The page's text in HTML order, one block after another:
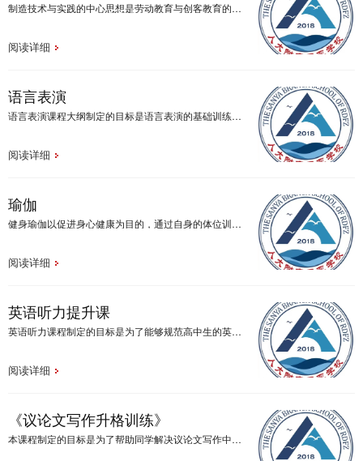
制造技术与实践的中心思想是劳动教育与创客教育的结合，是一种融合科学、技术、工程、艺术、数学等知识与技能，遵循自由开放、创新创意、探究体验的教育理念，以劳动实践创造学习为主，培养创新型人才的新型教育模式。
阅读详细
语言表演
语言表演课程大纲制定的目标是语言表演的基础训练开始，通过不同的教学阶段，对不同年龄段的学生采用不同的训练项目，培养学生的想象力、信念感、感受力、表现力、观察力以及从生活中吸取创作素材并在创作中进行提炼的能力，掌握语言表演艺术的基本理论知识和内外部技巧。舞台行动的规律，在充分开掘，锤炼学生语言表演创作基本素质的同时，牢固的掌握台词的发声方法，人物的创作方法，并在有限的课时内初步形成自身的创作型，最终最大限度的独立完成剧本当中赋予的角色。
阅读详细
瑜伽
健身瑜伽以促进身心健康为目的，通过自身的体位训练，气息调控和心理调节等手段改善体姿、增强身体活力、延缓机体衰老，是体育养生的重要组成部分。所参照的教材是国家体育总局以传统瑜伽为参考，结合我国国情与大众健身需要研究制定，体位标准的制定，按照“循序渐进、全面均衡、安全有效”的原则兼顾了习练安全与健身效果，包含基本108个体式，选修体式72个，共180个体式，由低到高划分为9级。
阅读详细
英语听力提升课
英语听力课程制定的目标是为了能够规范高中生的英语听力习惯，掌握必要的英语听力策略，培养健康的听力心理。英语听力对学生的英语辨音能力，语音知识以及词汇量都有较高的要求，此课程也是基于此而开设。
阅读详细
《议论文写作升格训练》
本课程制定的目标是为了帮助同学解决议论文写作中存在的障碍，化解难点，提升学生对议论文写作能力，培养学生表达观点和运用语言文字的能力。